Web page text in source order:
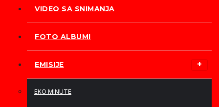
VIDEO SA SNIMANJA
FOTO ALBUMI
EMISIJE
EKO MINUTE